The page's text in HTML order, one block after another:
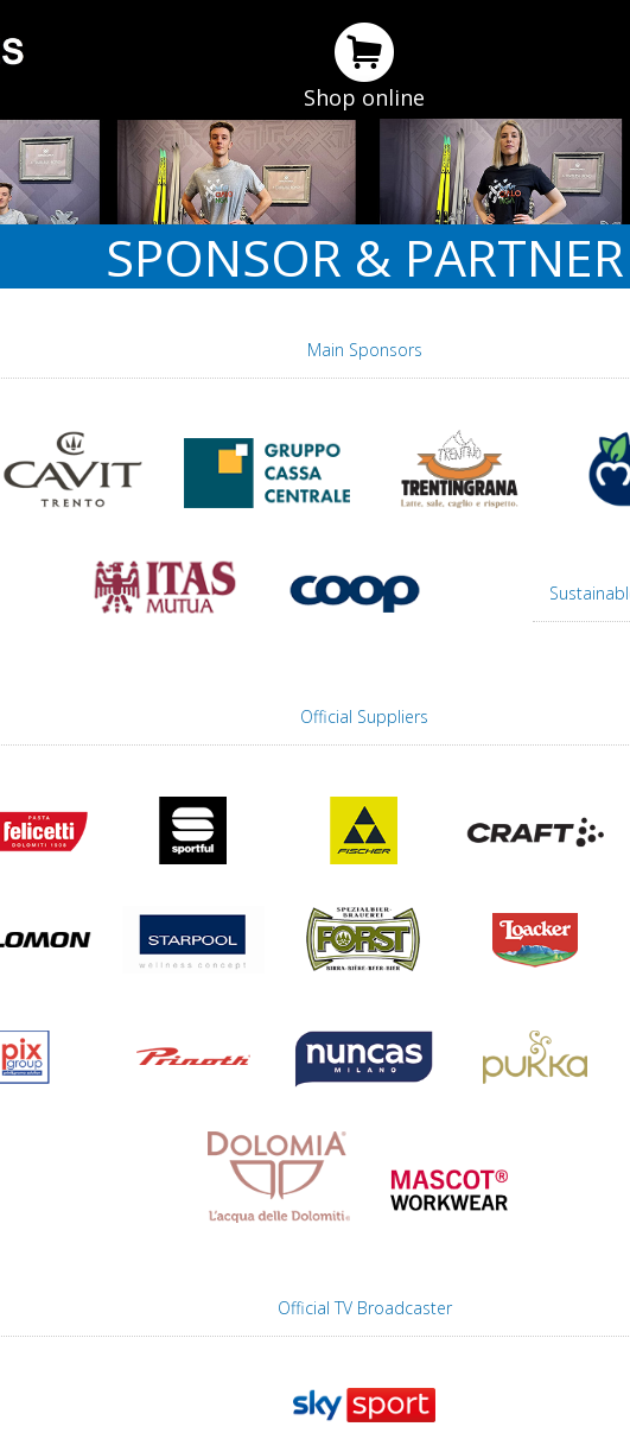
Shop online
SPONSOR & PARTNER
Main Sponsors
Official Suppliers
Official TV Broadcaster